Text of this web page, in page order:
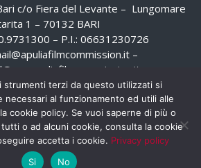
c/o Fiera del Levante – Lungomare
1 – 70132 BARI
– P.I.: 06631230726
–
strumenti terzi da questo utilizzati si
necessari al funzionamento ed utili alle
cookie policy. Se vuoi saperne di più o
o ad alcuni cookie, consulta la cookie
accetta i cookie. Privacy policy
Si
No